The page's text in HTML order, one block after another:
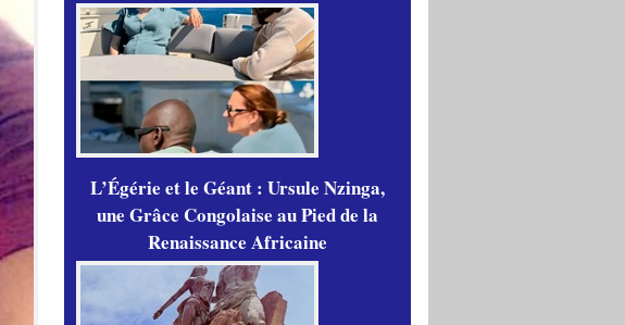
L’Égérie et le Géant : Ursule Nzinga,
une Grâce Congolaise au Pied de la
Renaissance Africaine